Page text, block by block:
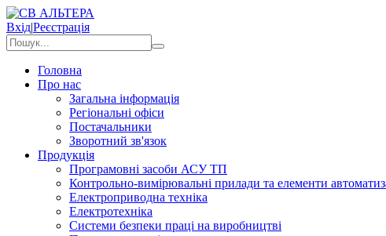
Вхід|Реєстрація
Головна
Про нас
Загальна інформація
Регіональні офіси
Постачальники
Зворотний зв'язок
Продукція
Програмовні засоби АСУ ТП
Контрольно-вимірювальні прилади та елементи
Електроприводна техніка
Електротехніка
Системи безпеки праці на виробництві